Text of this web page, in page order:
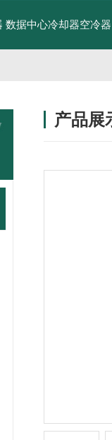
数据中心冷却器空冷器
产品展